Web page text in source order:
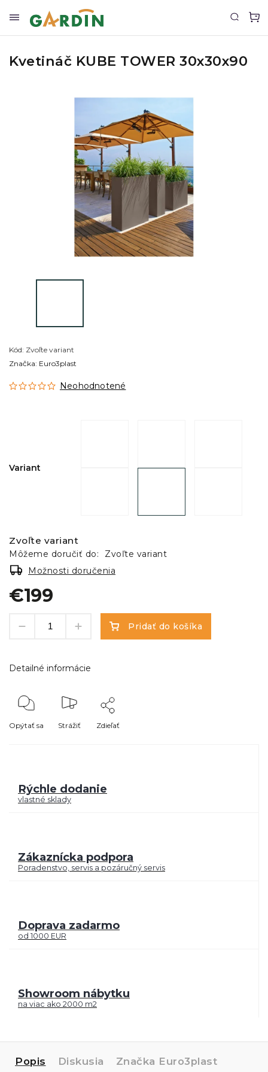
Kvetináč KUBE TOWER 30x30x90
Kód: Zvoľte variant
Neohodnotené
Značka: Euro3plast
Variant
€199
Zvoľte variant
Môžeme doručiť do:
Zvoľte variant
Možnosti doručenia
Pridať do košíka
Detailné informácie
Opýtať sa Strážiť Zdieľať
Rýchle dodanie
vlastné sklady
Zákaznícka podpora
Poradenstvo, servis a pozáručný servis
Doprava zadarmo
od 1000 EUR
Showroom nábytku
na viac ako 2000 m2
Popis Diskusia Značka Euro3plast